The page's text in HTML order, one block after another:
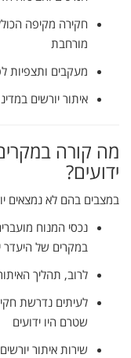
חקירה מקיפה
מורחבת
מעקבים ותצפיות
איתור יורשים
מה קורה
ידועים?
במצבים בהם לא נמצאים
נכסי המנוח
במקרים של היעדר
לרוב, תהליך
לעיתים נדרשת
שטרם היו ידועים
שירות איתור יורשים